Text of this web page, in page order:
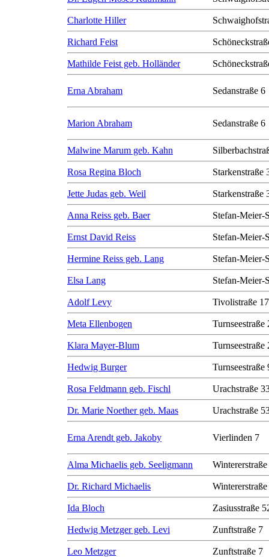
Charlotte Hiller
Richard Feist
Mathilde Feist geb. Holländer
Erna Abraham Sedanstraße 6
Marion Abraham Sedanstraße 6
Malwine Marum geb. Kahn
Rosa Regina Bloch Starkenstraße
Jette Judas geb. Weil Starkenstraße
Anna Reiss geb. Baer Stefan-Meier-
Ernst David Reiss Stefan-Meier-
Hermine Reiss geb. Lang Stefan-Meier-
Elsa Lang Stefan-Meier-
Adolf Levy Tivolistraße 17
Meta Ellenbogen Turnseestraße
Klara Mayer-Blum Turnseestraße
Hedwig Burger Turnseestraße
Rosa Feldmann geb. Fischl Urachstraße
Dr. Marie Noether geb. Maas Urachstraße
Erna Arendt geb. Jakoby Vierlinden 7
Alma Michaelis geb. Seeligmann
Dr. Richard Michaelis
Ida Bloch Zasiusstraße
Hedwig Metzger geb. Levi Zunftstraße 7
Leo Metzger Zunftstraße 7